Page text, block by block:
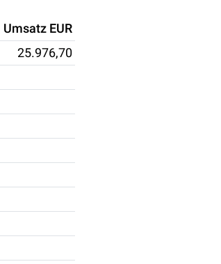
Umsatz EUR
25.976,70